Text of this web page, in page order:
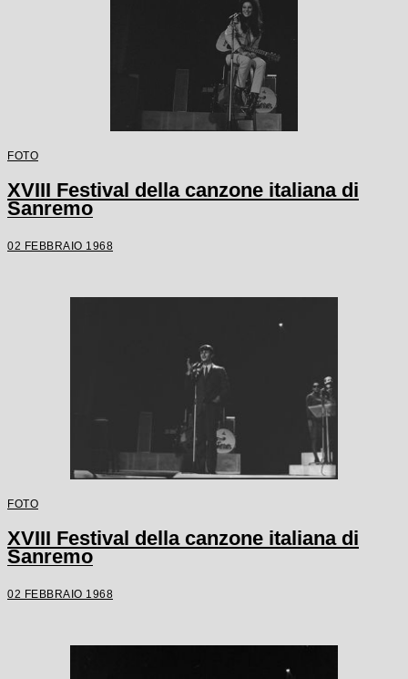
FOTO
XVIII Festival della canzone italiana di
Sanremo
02 FEBBRAIO 1968
FOTO
XVIII Festival della canzone italiana di
Sanremo
02 FEBBRAIO 1968